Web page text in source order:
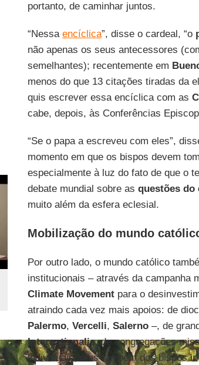
portanto, de caminhar juntos.
“Nessa encíclica”, disse o cardeal, “o
não apenas os seus antecessores
semelhantes); recentemente em
menos do que 13 citações tiradas da
quis escrever essa encíclica com as
cabe, depois, às Conferências
“Se o papa a escreveu com eles”,
momento em que os bispos devem
especialmente à luz do fato de que o
debate mundial sobre as questões do
muito além da esfera eclesial.
Mobilização do mundo
Por outro lado, o mundo católico
institucionais – através da campanha
Climate Movementpara o
atraindo cada vez mais apoios: de
Palermo, Vercelli, Salerno–, de
Internationalis, de congregações
individuais; mas também dos bispos